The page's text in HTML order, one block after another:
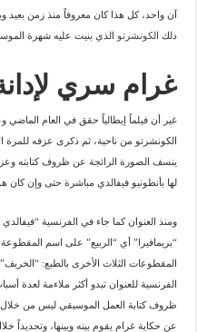
آن واحد، كل هذا كان معروفاً منذ زمن بعيد
ذلك الكونشرتو الذي بنيت عليه شهرة
غرام سري
غير أن فيلماً إيطالياً حقق في العام الماضي
الكونشرتو من ناحية، ثم ذكرى عزفه للمرة
ينسف الصورة الرائجة عن ظروف كتابته
لها بأنطونيو فيفالدي مباشرة حتى وإن كان
ومنذ العنوان كما جاء في الفرنسية “فيفالدي
“بريمافيرا” أي “الربيع” على اسم
المقطوعات الثلاث الأخرى بالطبع:
الفرنسية للعنوان تبدو أكثر ملاءمة لعدة
ظروف كتابة العمل الموسيقي ليس من
عن حكاية غرام يقوم بينه وبينها، وتحديداً